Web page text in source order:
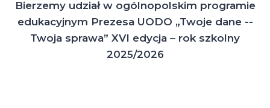
Bierzemy udział w ogólnopolskim programie
edukacyjnym Prezesa UODO „Twoje dane -­
Twoja sprawa” XVI edycja – rok szkolny
2025/2026